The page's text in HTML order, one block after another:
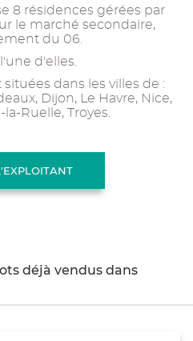
8 résidences gérées par
le marché secondaire,
du 06.
d'elles.
dans les villes de :
Dijon, Le Havre, Nice,
Ruelle, Troyes.
déjà vendus dans